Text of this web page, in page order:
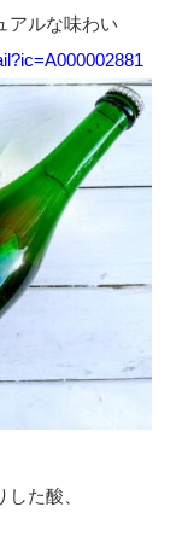
アルな味わい
た酸、